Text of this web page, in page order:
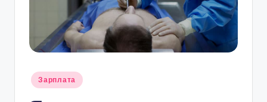
Опубліковано
Зарплата